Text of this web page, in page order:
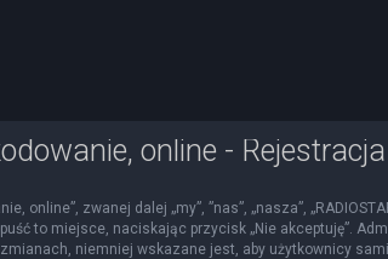
online - Rejestracja
online”, zwanej dalej „my”, ”nas”, „nasza”,
to miejsce, naciskając przycisk „Nie akceptuję”.
niemniej wskazane jest, aby użytkownicy